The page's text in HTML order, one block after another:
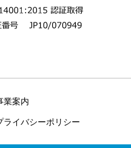
業案内
ライバシーポリシー